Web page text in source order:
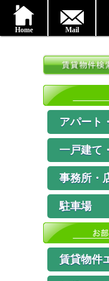
Home Mail
アパート
一戸建て
事務所・
駐車場
賃貸物件